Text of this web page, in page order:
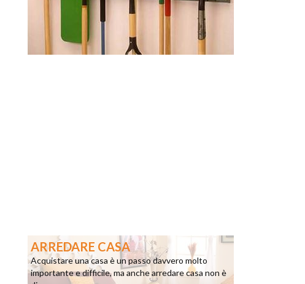
ARREDARE CASA
Acquistare una casa è un passo davvero molto
importante e difficile, ma anche arredare casa non è